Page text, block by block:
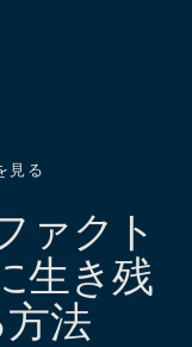
見る
ァクト
生き残
法